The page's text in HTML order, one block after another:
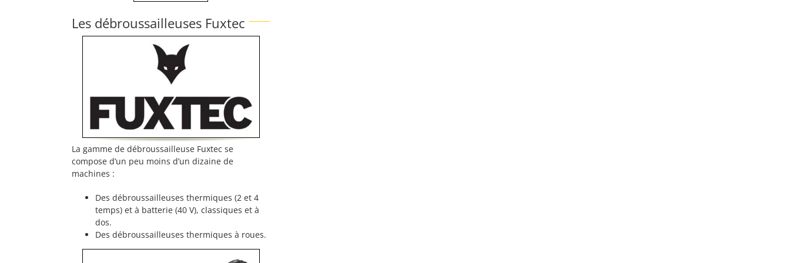
Les débroussailleuses Fuxtec
La gamme de débroussailleuse Fuxtec se
compose d’un peu moins d’un dizaine de
machines :
Des débroussailleuses thermiques (2 et 4
temps) et à batterie (40 V), classiques et à
dos.
Des débroussailleuses thermiques à roues.